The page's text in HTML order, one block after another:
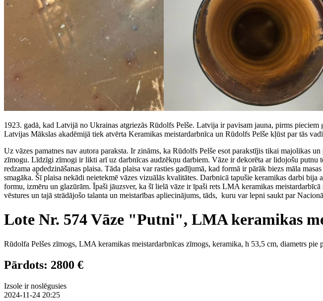
1923. gadā, kad Latvijā no Ukrainas atgriezās Rūdolfs Pelše. Latvija ir pavisam jauna, pirms
Latvijas Mākslas akadēmijā tiek atvērta Keramikas meistardarbnīca un Rūdolfs Pelše kļūst par tās
Uz vāzes pamatnes nav autora paraksta. Ir zināms, ka Rūdolfs Pelše esot parakstījis tikai majolikas
zīmogu. Līdzīgi zīmogi ir likti arī uz darbnīcas audzēkņu darbiem. Vāze ir dekorēta ar lidojošu putnu
redzama apdedzināšanas plaisa. Tāda plaisa var rasties gadījumā, kad formā ir pārāk biezs māla
smagāka. Šī plaisa nekādi neietekmē vāzes vizuālās kvalitātes. Darbnicā tapušie keramikas darbi
formu, izmēru un glazūrām. Īpaši jāuzsver, ka šī lielā vāze ir īpaši rets LMA keramikas
vēstures un tajā strādājošo talanta un meistarības apliecinājums, tāds, kuru var lepni saukt par
Lote Nr. 574 Vāze "Putni", LMA keramikas
Rūdolfa Pelšes zīmogs, LMA keramikas meistardarbnīcas zīmogs, keramika, h 53,5 cm, diametrs pie
Pārdots: 2800 €
Izsole ir noslēgusies
2024-11-24 20:25